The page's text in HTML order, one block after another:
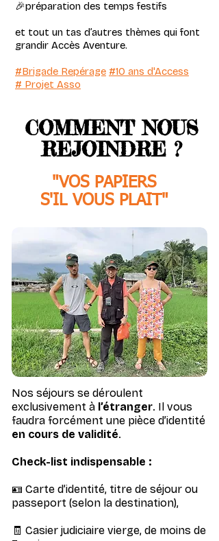
🎉préparation des temps festifs
et tout un tas d’autres thèmes qui font
grandir Accès Aventure.
#Brigade Repérage #10 ans d'Access
# Projet Asso​
COMMENT NOUS
REJOINDRE ?
"VOS PAPIERS
S'IL VOUS PLAIT"
Nos séjours se déroulent
exclusivement à l’étranger. Il vous
faudra forcément une pièce d’identité
en cours de validité.
Check-list indispensable :
🪪 Carte d’identité, titre de séjour ou
passeport (selon la destination),
🧾 Casier judiciaire vierge, de moins de